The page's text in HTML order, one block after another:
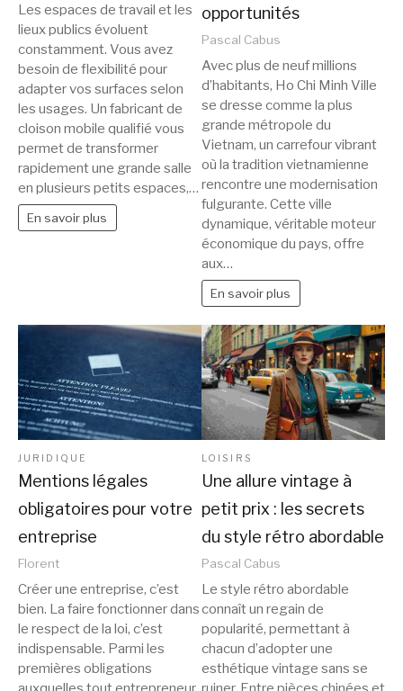
Les espaces de travail et les
lieux publics évoluent
constamment. Vous avez
besoin de flexibilité pour
adapter vos surfaces selon
les usages. Un fabricant de
cloison mobile qualifié vous
permet de transformer
rapidement une grande salle
en plusieurs petits espaces,…
En savoir plus
opportunités
Pascal Cabus
Avec plus de neuf millions
d’habitants, Ho Chi Minh Ville
se dresse comme la plus
grande métropole du
Vietnam, un carrefour vibrant
où la tradition vietnamienne
rencontre une modernisation
fulgurante. Cette ville
dynamique, véritable moteur
économique du pays, offre
aux…
En savoir plus
JURIDIQUE
Mentions légales
obligatoires pour votre
entreprise
Florent
Créer une entreprise, c’est
bien. La faire fonctionner dans
le respect de la loi, c’est
indispensable. Parmi les
premières obligations
LOISIRS
Une allure vintage à
petit prix : les secrets
du style rétro abordable
Pascal Cabus
Le style rétro abordable
connaît un regain de
popularité, permettant à
chacun d’adopter une
esthétique vintage sans se